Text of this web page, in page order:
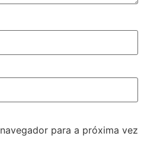
para a próxima vez